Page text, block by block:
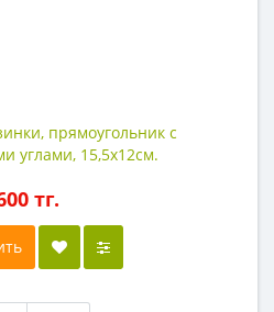
прямоугольник с
углами, 15,5х12см.
тг.